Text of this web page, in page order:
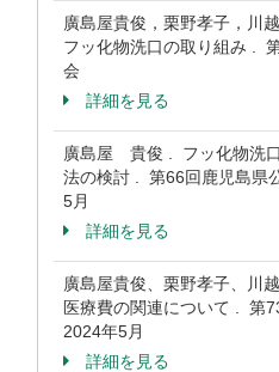
廣島屋貴俊，栗野孝子，川
フッ化物洗口の取り組み .
会
詳細を見る
廣島屋 貴俊 . フッ化物洗
法の検討 . 第66回鹿児島県
5月
詳細を見る
廣島屋貴俊、栗野孝子、川
医療費の関連について . 第
2024年5月
詳細を見る